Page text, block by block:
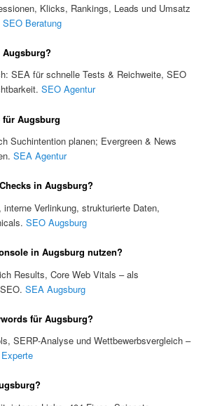
Klicks, Rankings, Leads und Umsatz
SEO Beratung
Augsburg?
SEA für schnelle Tests & Reichweite, SEO
SEO Agentur
für Augsburg
Suchintention planen; Evergreen & News
SEA Agentur
in Augsburg?
interne Verlinkung, strukturierte Daten,
SEO Augsburg
in Augsburg nutzen?
Results, Core Web Vitals – als
SEO.SEA Augsburg
für Augsburg?
SERP-Analyse und Wettbewerbsvergleich –